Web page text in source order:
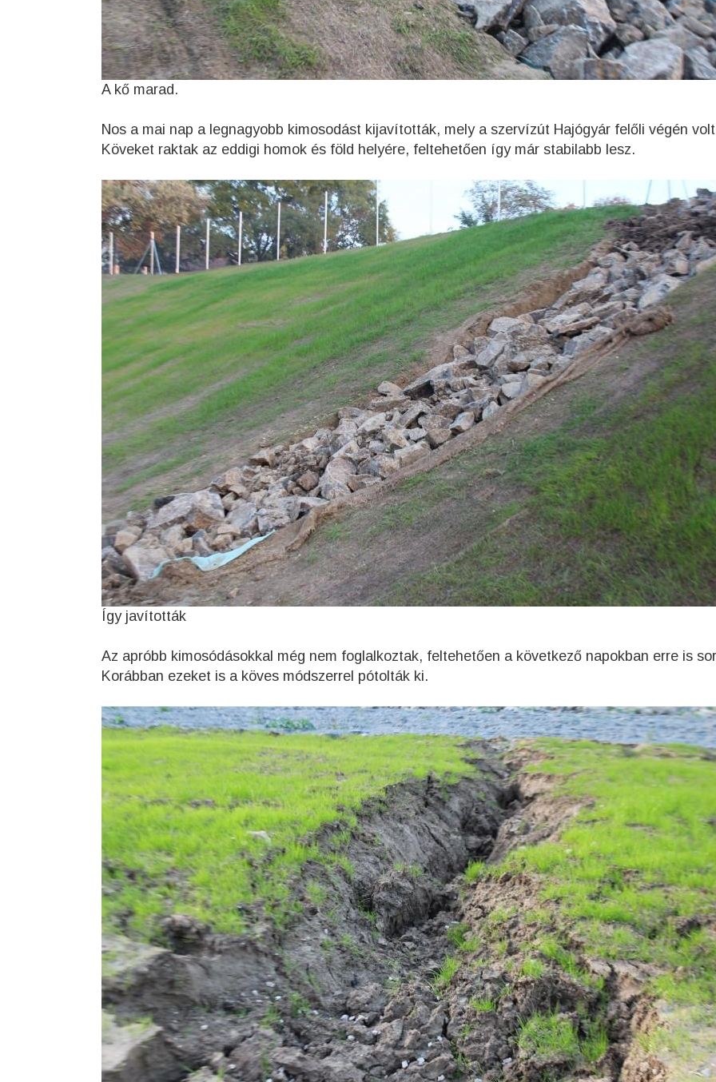
A kő marad.
Nos a mai nap a legnagyobb kimosodást kijavították, mely a szervízút Hajógyár felőli végén
Köveket raktak az eddigi homok és föld helyére, feltehetően így már stabilabb lesz.
Így javították
Az apróbb kimosódásokkal még nem foglalkoztak, feltehetően a következő napokban erre is
Korábban ezeket is a köves módszerrel pótolták ki.